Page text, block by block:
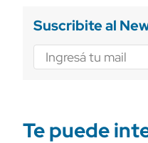
Suscribite al
Te puede